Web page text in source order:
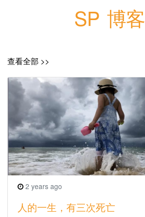
SP 博客
查看全部 >>
2 years ago
人的一生，有三次死亡